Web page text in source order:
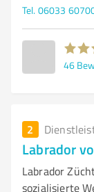
Tel. 06033
46
2
Labrador
Labrador
sozialisierte